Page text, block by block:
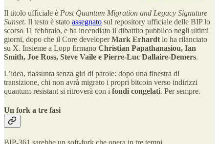
Il titolo ufficiale è Post Quantum Migration and Legacy Signature
Sunset. Il testo è stato assegnato sul repository ufficiale delle BIP lo
scorso 11 febbraio, e ha incendiato il dibattito pubblico negli ultimi
giorni, dopo che il Core developerMark Erhardt lo ha rilanciato
su X. Insieme a Lopp firmano Christian Papathanasiou, Ian
Smith, Joe Ross, Steve Vaile e Pierre-Luc Dallaire-Demers.
L’idea, riassunta senza giri di parole: dopo una finestra di
transizione, chi non avrà migrato i propri bitcoin verso indirizzi
quantum-resistant si ritroverà con i fondi congelati. Per sempre.
Un fork a tre fasi
BIP-361 sarebbe un soft-fork che opera in tre tempi.